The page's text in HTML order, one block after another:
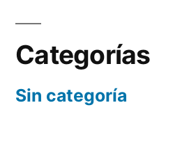
Categorías
Sin categoría